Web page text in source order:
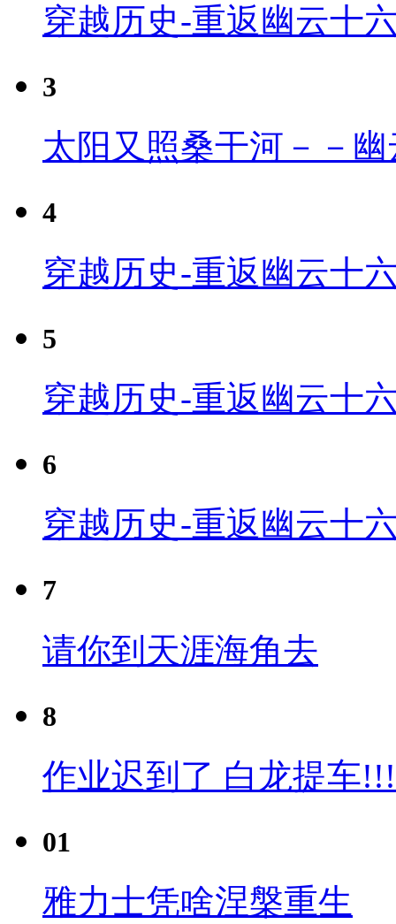
穿越历史-重返幽云十
3
太阳又照桑干河－－
4
穿越历史-重返幽云十
5
穿越历史-重返幽云十
6
穿越历史-重返幽云十
7
请你到天涯海角去
8
作业迟到了 白龙提车
01
雅力士凭啥涅槃重生